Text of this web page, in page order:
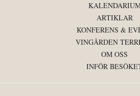
ARTIKLAR
KONFERENS &
VINGÅRDEN
OM OSS
INFÖR